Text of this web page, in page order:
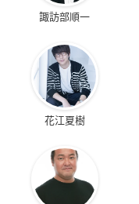
諏訪部順一
花江夏樹